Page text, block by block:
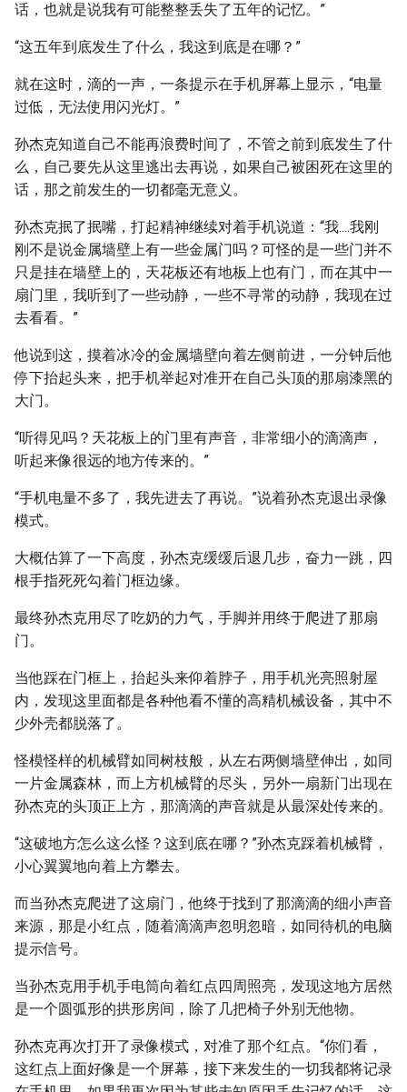
话，也就是说我有可能整整丢失了五年的记忆。”
“这五年到底发生了什么，我这到底是在哪？”
就在这时，滴的一声，一条提示在手机屏幕上显示，“电量
过低，无法使用闪光灯。”
孙杰克知道自己不能再浪费时间了，不管之前到底发生了什
么，自己要先从这里逃出去再说，如果自己被困死在这里的
话，那之前发生的一切都毫无意义。
孙杰克抿了抿嘴，打起精神继续对着手机说道：“我....我刚
刚不是说金属墙壁上有一些金属门吗？可怪的是一些门并不
只是挂在墙壁上的，天花板还有地板上也有门，而在其中一
扇门里，我听到了一些动静，一些不寻常的动静，我现在过
去看看。”
他说到这，摸着冰冷的金属墙壁向着左侧前进，一分钟后他
停下抬起头来，把手机举起对准开在自己头顶的那扇漆黑的
大门。
“听得见吗？天花板上的门里有声音，非常细小的滴滴声，
听起来像很远的地方传来的。”
“手机电量不多了，我先进去了再说。”说着孙杰克退出录像
模式。
大概估算了一下高度，孙杰克缓缓后退几步，奋力一跳，四
根手指死死勾着门框边缘。
最终孙杰克用尽了吃奶的力气，手脚并用终于爬进了那扇
门。
当他踩在门框上，抬起头来仰着脖子，用手机光亮照射屋
内，发现这里面都是各种他看不懂的高精机械设备，其中不
少外壳都脱落了。
怪模怪样的机械臂如同树枝般，从左右两侧墙壁伸出，如同
一片金属森林，而上方机械臂的尽头，另外一扇新门出现在
孙杰克的头顶正上方，那滴滴的声音就是从最深处传来的。
“这破地方怎么这么怪？这到底在哪？”孙杰克踩着机械臂，
小心翼翼地向着上方攀去。
而当孙杰克爬进了这扇门，他终于找到了那滴滴的细小声音
来源，那是小红点，随着滴滴声忽明忽暗，如同待机的电脑
提示信号。
当孙杰克用手机手电筒向着红点四周照亮，发现这地方居然
是一个圆弧形的拱形房间，除了几把椅子外别无他物。
孙杰克再次打开了录像模式，对准了那个红点。“你们看，
这红点上面好像是一个屏幕，接下来发生的一切我都将记录